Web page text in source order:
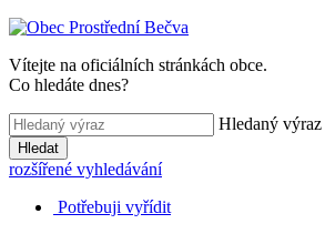
Vítejte na oficiálních stránkách obce.
Co hledáte dnes?
Hledaný výraz
Hledat
rozšířené vyhledávání
Potřebuji vyřídit